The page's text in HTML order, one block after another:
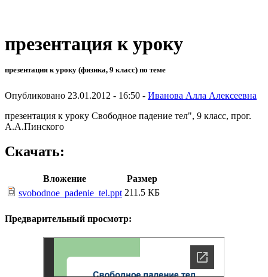
презентация к уроку
презентация к уроку (физика, 9 класс) по теме
Опубликовано 23.01.2012 - 16:50 - Иванова Алла Алексеевна
презентация к уроку Свободное падение тел", 9 класс, прог.
А.А.Пинского
Скачать:
Вложение
Размер
svobodnoe_padenie_tel.ppt 211.5 КБ
Предварительный просмотр: